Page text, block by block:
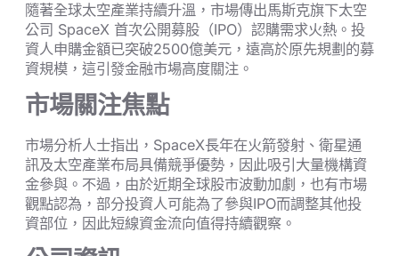
隨著全球太空產業持續升溫，市場傳出馬斯克旗下太空
公司 SpaceX 首次公開募股（IPO）認購需求火熱。投
資人申購金額已突破2500億美元，遠高於原先規劃的募
資規模，這引發金融市場高度關注。
市場關注焦點
市場分析人士指出，SpaceX長年在火箭發射、衛星通
訊及太空產業布局具備競爭優勢，因此吸引大量機構資
金參與。不過，由於近期全球股市波動加劇，也有市場
觀點認為，部分投資人可能為了參與IPO而調整其他投
資部位，因此短線資金流向值得持續觀察。